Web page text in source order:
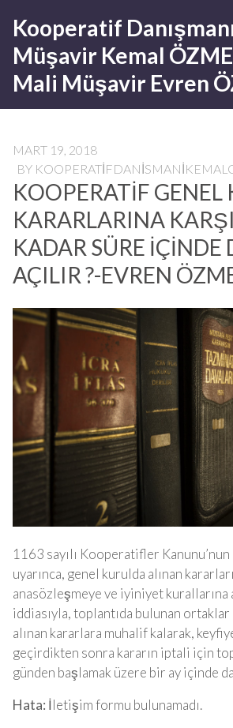
content
Kooperatif
Müşavir Kemal
Mali Müşavir Evren
MART 19, 2018
BY
KOOPERATİF GENEL
KARARLARINA
KADAR SÜRE İÇİNDE
AÇILIR ?-EVREN
1163 sayılı Kooperatifler Kanunu’nun
uyarınca, genel kurulda alınan
anasözleşmeye ve iyiniyet kurallarına
iddiasıyla, toplantıda bulunan
alınan kararlara muhalif kalarak,
geçirdikten sonra kararın iptali için
günden başlamak üzere bir ay içinde
Hata: İletişim formu bulunamadı.